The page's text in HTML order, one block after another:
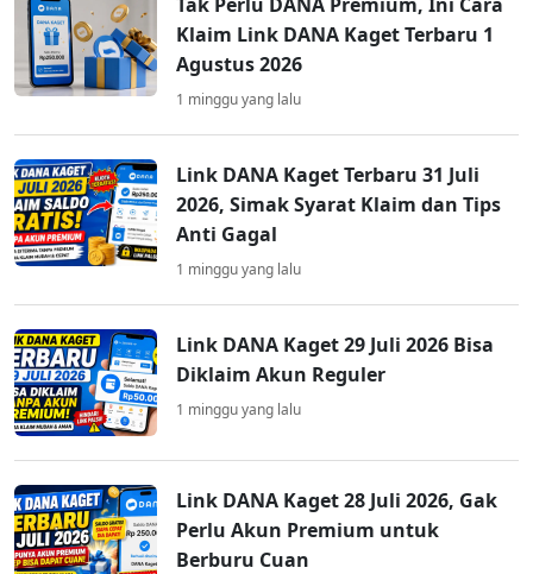
Klaim Link DANA Kaget Terbaru 1
Agustus 2026
1 minggu yang lalu
Link DANA Kaget Terbaru 31 Juli
2026, Simak Syarat Klaim dan Tips
Anti Gagal
1 minggu yang lalu
Link DANA Kaget 29 Juli 2026 Bisa
Diklaim Akun Reguler
1 minggu yang lalu
Link DANA Kaget 28 Juli 2026, Gak
Perlu Akun Premium untuk
Berburu Cuan